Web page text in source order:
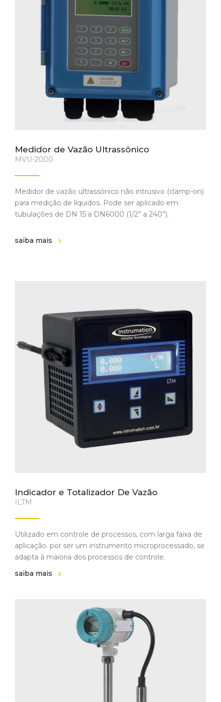
Medidor de Vazão Ultrassônico
MVU-2000
Medidor de vazão ultrassônico não intrusivo (clamp-on)
para medição de líquidos. Pode ser aplicado em
tubulações de DN 15 a DN6000 (1/2” a 240”).
saiba mais
Indicador e Totalizador De Vazão
ILTM
Utilizado em controle de processos, com larga faixa de
aplicação. por ser um instrumento microprocessado, se
adapta à maioria dos processos de controle.
saiba mais